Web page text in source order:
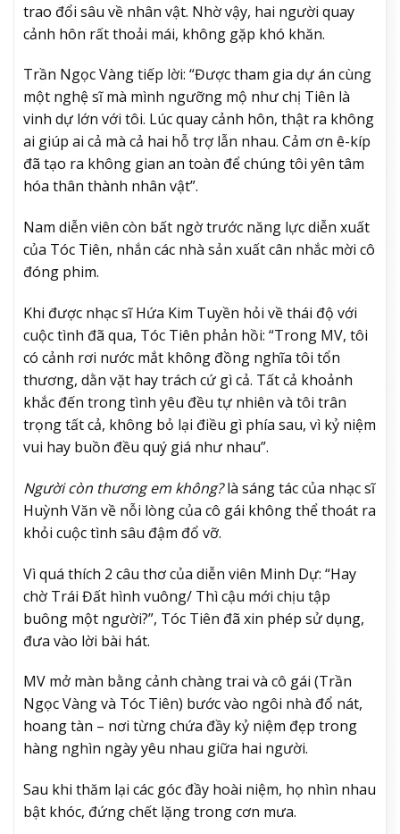
trao đổi sâu về nhân vật. Nhờ vậy, hai người quay
cảnh hôn rất thoải mái, không gặp khó khăn.
Trần Ngọc Vàng tiếp lời: “Được tham gia dự án cùng
một nghệ sĩ mà mình ngưỡng mộ như chị Tiên là
vinh dự lớn với tôi. Lúc quay cảnh hôn, thật ra không
ai giúp ai cả mà cả hai hỗ trợ lẫn nhau. Cảm ơn ê-kíp
đã tạo ra không gian an toàn để chúng tôi yên tâm
hóa thân thành nhân vật”.
Nam diễn viên còn bất ngờ trước năng lực diễn xuất
của Tóc Tiên, nhắn các nhà sản xuất cân nhắc mời cô
đóng phim.
Khi được nhạc sĩ Hứa Kim Tuyền hỏi về thái độ với
cuộc tình đã qua, Tóc Tiên phản hồi: “Trong MV, tôi
có cảnh rơi nước mắt không đồng nghĩa tôi tổn
thương, dằn vặt hay trách cứ gì cả. Tất cả khoảnh
khắc đến trong tình yêu đều tự nhiên và tôi trân
trọng tất cả, không bỏ lại điều gì phía sau, vì kỷ niệm
vui hay buồn đều quý giá như nhau”.
Người còn thương em không?là sáng tác của nhạc sĩ
Huỳnh Văn về nỗi lòng của cô gái không thể thoát ra
khỏi cuộc tình sâu đậm đổ vỡ.
Vì quá thích 2 câu thơ của diễn viên Minh Dự: “Hay
chờ Trái Đất hình vuông/ Thì cậu mới chịu tập
buông một người?”, Tóc Tiên đã xin phép sử dụng,
đưa vào lời bài hát.
MV mở màn bằng cảnh chàng trai và cô gái (Trần
Ngọc Vàng và Tóc Tiên) bước vào ngôi nhà đổ nát,
hoang tàn – nơi từng chứa đầy kỷ niệm đẹp trong
hàng nghìn ngày yêu nhau giữa hai người.
Sau khi thăm lại các góc đầy hoài niệm, họ nhìn nhau
bật khóc, đứng chết lặng trong cơn mưa.